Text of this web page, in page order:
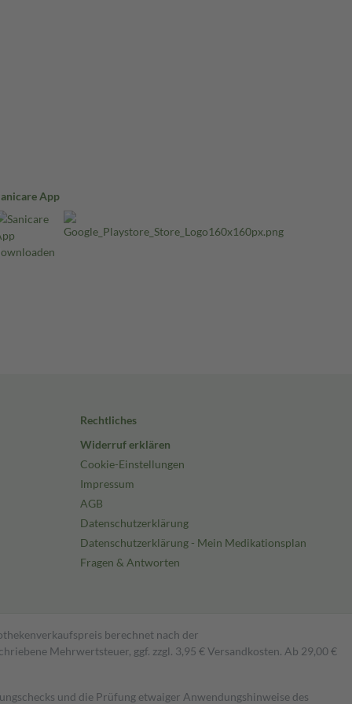
App
Rechtliches
Widerruf erklären
Cookie-Einstellungen
Impressum
AGB
Datenschutzerklärung
Datenschutzerklärung - Mein Medikationsplan
Fragen & Antworten
berechnet nach der
Mehrwertsteuer, ggf. zzgl. 3,95 € Versandkosten. Ab 29,00 €
und die Prüfung etwaiger Anwendungshinweise des